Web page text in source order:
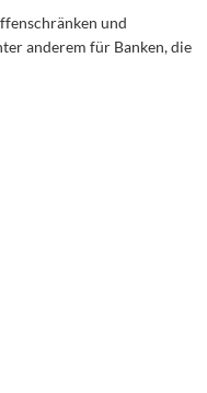
und
anderem für Banken, die